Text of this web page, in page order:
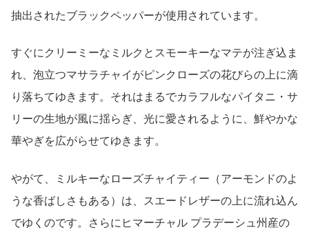
抽出されたブラックペッパーが使用されています。
すぐにクリーミーなミルクとスモーキーなマテが注ぎ込ま
れ、泡立つマサラチャイがピンクローズの花びらの上に滴
り落ちてゆきます。それはまるでカラフルなパイタニ・サ
リーの生地が風に揺らぎ、光に愛されるように、鮮やかな
華やぎを広がらせてゆきます。
やがて、ミルキーなローズチャイティー（アーモンドのよ
うな香ばしさもある）は、スエードレザーの上に流れ込ん
でゆくのです。さらにヒマーチャル プラデーシュ州産の